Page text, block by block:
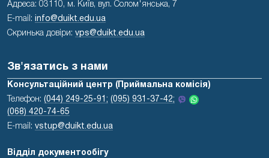
Адреса: 03110, м. Київ, вул. Солом'янська, 7
E-mail:
info@duikt.edu.ua
Скринька довіри: vps@duikt.edu.ua
Зв'язатись з нами
Консультаційний центр (Приймальна комісія)
Телефон: (044) 249-25-91; (095) 931-37-42;
(068) 420-74-65
E-mail: vstup@duikt.edu.ua
Відділ документообігу